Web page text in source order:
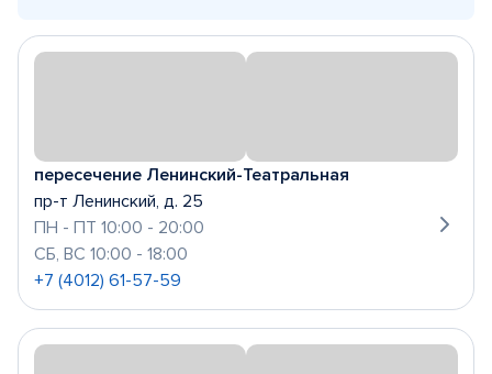
пересечение Ленинский-Театральная
пр-т Ленинский, д. 25
ПН - ПТ 10:00 - 20:00
СБ, ВС 10:00 - 18:00
+7 (4012) 61-57-59